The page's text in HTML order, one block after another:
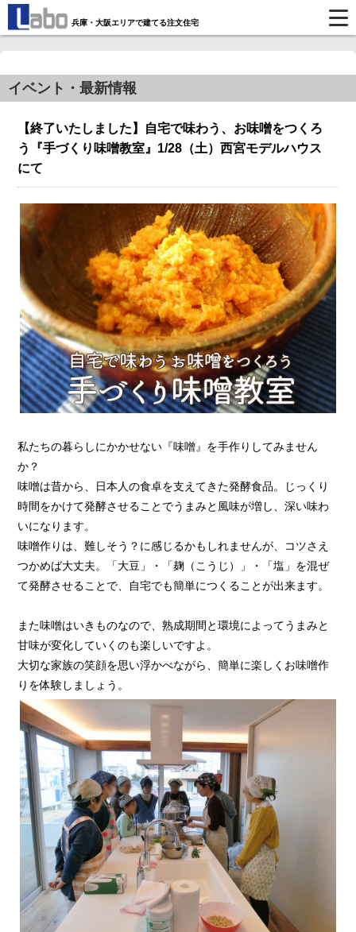
兵庫・大阪エリアで建てる注文住宅
イベント・最新情報
【終了いたしました】自宅で味わう、お味噌をつくろ
う『手づくり味噌教室』1/28（土）西宮モデルハウス
にて
私たちの暮らしにかかせない『味噌』を手作りしてみません
か？
味噌は昔から、日本人の食卓を支えてきた発酵食品。じっくり
時間をかけて発酵させることでうまみと風味が増し、深い味わ
いになります。
味噌作りは、難しそう？に感じるかもしれませんが、コツさえ
つかめば大丈夫。「大豆」・「麹（こうじ）」・「塩」を混ぜ
て発酵させることで、自宅でも簡単につくることが出来ます。
また味噌はいきものなので、熟成期間と環境によってうまみと
甘味が変化していくのも楽しいですよ。
大切な家族の笑顔を思い浮かべながら、簡単に楽しくお味噌作
りを体験しましょう。